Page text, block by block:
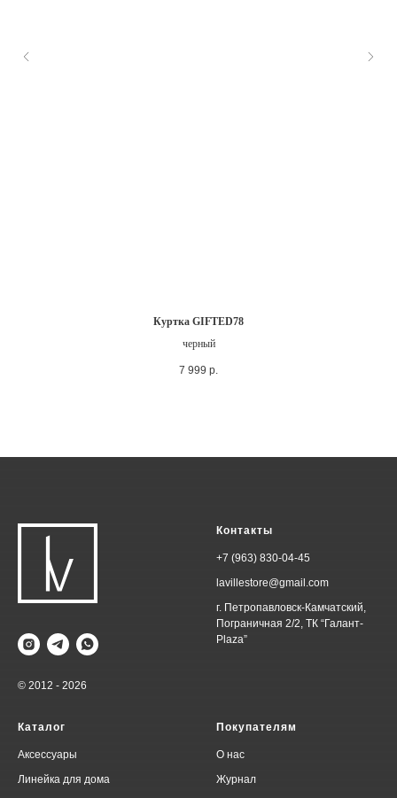
Куртка GIFTED78
черный
7 999 р.
© 2012 - 2026
Контакты
+7 (963) 830-04-45
lavillestore@gmail.com
г. Петропавловск-Камчатский,
Пограничная 2/2, ТК “Галант-
Plaza”
Каталог
Аксессуары
Линейка для дома
Покупателям
О нас
Журнал